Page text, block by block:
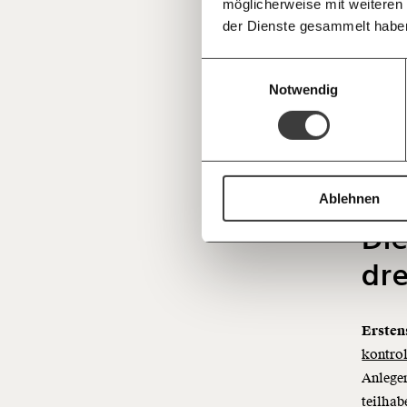
möglicherweise mit
der Dienste gesammelt
Notwendig
Ablehnen
Deine Spende absetzen:Fragen und